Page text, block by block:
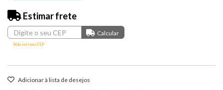
Estimar frete
Não sei meu CEP
Adicionar à lista de desejos